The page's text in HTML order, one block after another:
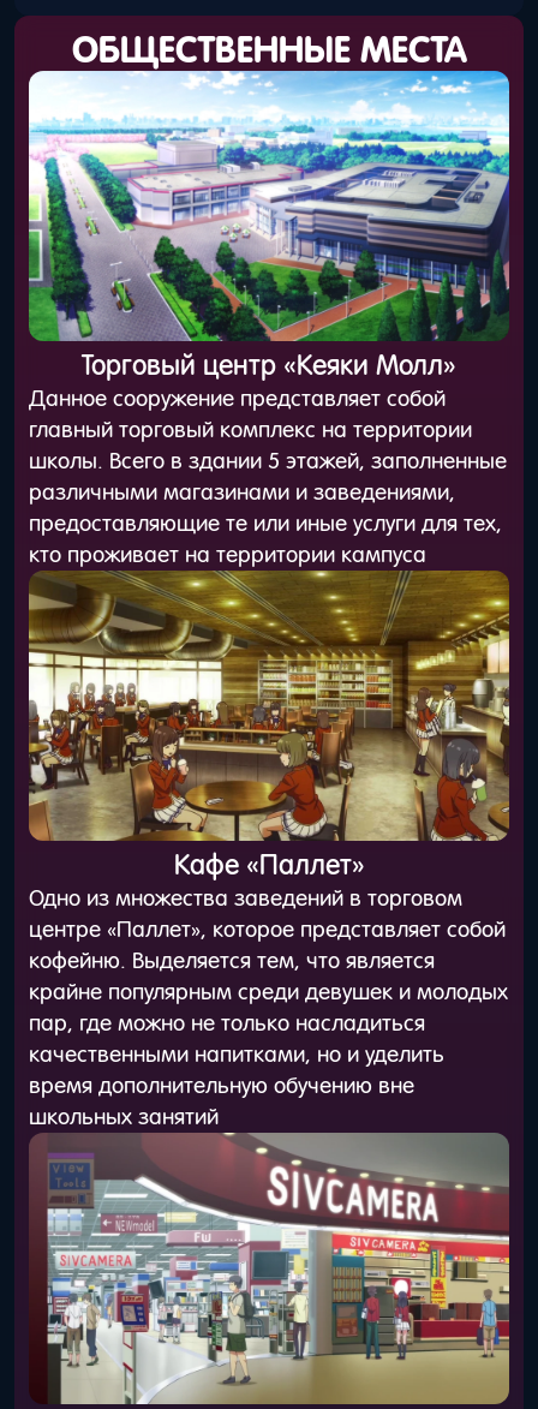
ОБЩЕСТВЕННЫЕ МЕСТА
Торговый центр «Кеяки Молл»
Данное сооружение представляет собой
главный торговый комплекс на территории
школы. Всего в здании 5 этажей, заполненные
различными магазинами и заведениями,
предоставляющие те или иные услуги для тех,
кто проживает на территории кампуса
Кафе «Паллет»
Одно из множества заведений в торговом
центре «Паллет», которое представляет собой
кофейню. Выделяется тем, что является
крайне популярным среди девушек и молодых
пар, где можно не только насладиться
качественными напитками, но и уделить
время дополнительную обучению вне
школьных занятий